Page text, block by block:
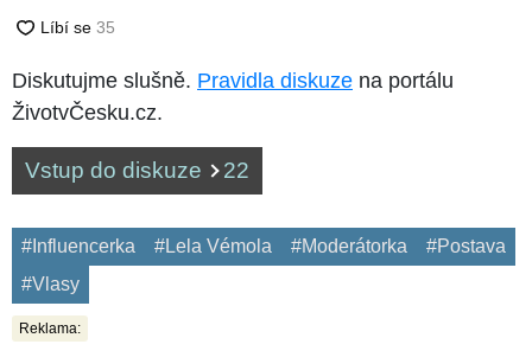
Diskutujme slušně. Pravidla diskuze na portálu
ŽivotvČesku.cz.
Vstup do diskuze 22
#Influencerka #Lela Vémola #Moderátorka
#Postava
#Vlasy
Reklama: